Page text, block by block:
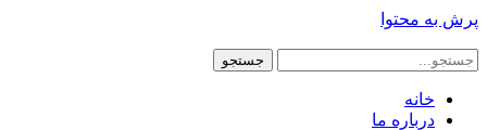
پرش به محتوا
جستجو
خانه
درباره ما